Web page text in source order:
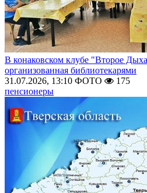
В конаковском клубе "Второе
организованная библиотекарями
31.07.2026, 13:10 ФОТО
175
пенсионеры